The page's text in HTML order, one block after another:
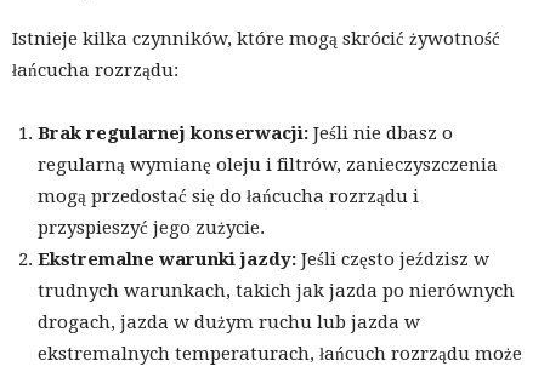
Istnieje kilka czynników, które mogą skrócić żywotność
łańcucha rozrządu:
Brak regularnej konserwacji: Jeśli nie dbasz o
regularną wymianę oleju i filtrów, zanieczyszczenia
mogą przedostać się do łańcucha rozrządu i
przyspieszyć jego zużycie.
Ekstremalne warunki jazdy: Jeśli często jeździsz w
trudnych warunkach, takich jak jazda po nierównych
drogach, jazda w dużym ruchu lub jazda w
ekstremalnych temperaturach, łańcuch rozrządu może